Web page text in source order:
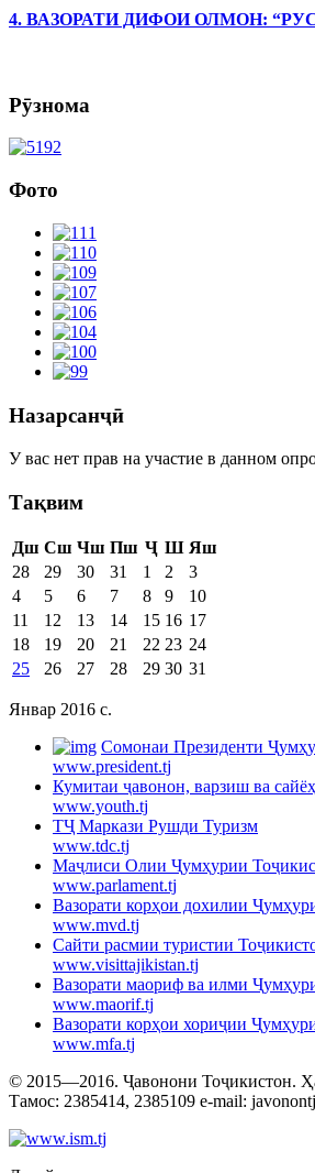
4. ВАЗОРАТИ ДИФОИ ОЛМОН:
Рӯзнома
Фото
Назарсанҷӣ
У вас нет прав на участие в данном
Тақвим
Дш Сш Чш Пш Ҷ Ш Яш
28
29 30 31 1 2
3
4
5 6 7 8 9
10
11
12 13 14 15 16 17
18
19 20 21 22 23 24
25
26 27 28 29 30 31
Январ 2016 c.
Cомонаи Президенти
www.president.tj
Кумитаи ҷавонон, варзиш ва
www.youth.tj
ТҶ Маркази Рушди Туризм
www.tdc.tj
Маҷлиси Олии Ҷумҳурии
www.parlament.tj
Вазорати корҳои дохилии
www.mvd.tj
Сайти расмии туристии
www.visittajikistan.tj
Вазорати маориф ва илми
www.maorif.tj
Вазорати корҳои хориҷии
www.mfa.tj
© 2015—2016. Ҷавонони Тоҷикистон.
Тамос: 2385414, 2385109 e-mail: